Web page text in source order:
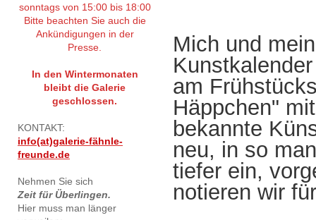
Mich und
am
Häppchen"
bekannte
neu, in so
tiefer ein,
notieren wir
sonntags von 15:00 bis 18:00
Bitte beachten Sie auch die
Ankündigungen in der
Presse.
In den Wintermonaten
bleibt die Galerie
geschlossen.
KONTAKT:
info(at)galerie-fähnle-
freunde.de
Nehmen Sie sich
Zeit für Überlingen.
Hier muss man länger